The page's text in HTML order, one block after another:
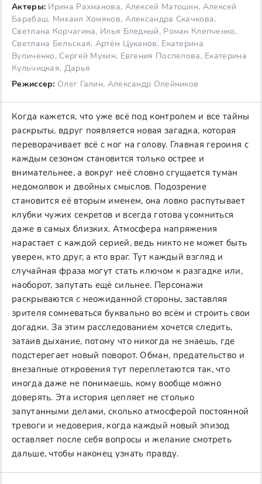
Актеры: Ирина Рахманова, Алексей Матошин, Алексей
Барабаш, Михаил Хомяков, Александра Скачкова,
Светлана Корчагина, Илья Бледный, Роман Клепченко,
Светлана Бельская, Артём Цуканов, Екатерина
Вуличенко, Сергей Мухин, Евгения Поспелова, Екатерина
Кульчицкая, Дарья
Режиссер: Олег Галин, Александр Олейников
Когда кажется, что уже всё под контролем и все тайны
раскрыты, вдруг появляется новая загадка, которая
переворачивает всё с ног на голову. Главная героиня с
каждым сезоном становится только острее и
внимательнее, а вокруг неё словно сгущается туман
недомолвок и двойных смыслов. Подозрение
становится её вторым именем, она ловко распутывает
клубки чужих секретов и всегда готова усомниться
даже в самых близких. Атмосфера напряжения
нарастает с каждой серией, ведь никто не может быть
уверен, кто друг, а кто враг. Тут каждый взгляд и
случайная фраза могут стать ключом к разгадке или,
наоборот, запутать ещё сильнее. Персонажи
раскрываются с неожиданной стороны, заставляя
зрителя сомневаться буквально во всём и строить свои
догадки. За этим расследованием хочется следить,
затаив дыхание, потому что никогда не знаешь, где
подстерегает новый поворот. Обман, предательство и
внезапные откровения тут переплетаются так, что
иногда даже не понимаешь, кому вообще можно
доверять. Эта история цепляет не столько
запутанными делами, сколько атмосферой постоянной
тревоги и недоверия, когда каждый новый эпизод
оставляет после себя вопросы и желание смотреть
дальше, чтобы наконец узнать правду.